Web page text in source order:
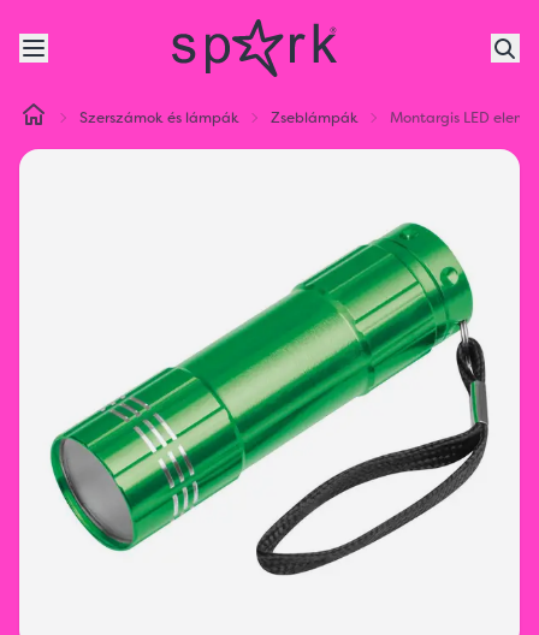
Szerszámok és lámpák Zseblámpák Montargis LED